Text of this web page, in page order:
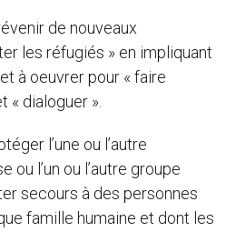
de nouveaux
les réfugiés » en impliquant
à oeuvrer pour « faire
« dialoguer ».
l’une ou l’autre
ou l’un ou l’autre groupe
secours à des personnes
famille humaine et dont les